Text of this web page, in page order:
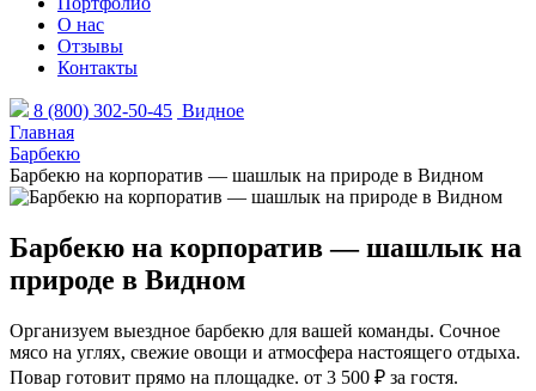
О нас
Отзывы
Контакты
8 (800) 302-50-45 Видное
Главная
Барбекю
Барбекю на корпоратив — шашлык на природе в Видном
Барбекю на корпоратив — шашлык на
природе в Видном
Организуем выездное барбекю для вашей команды. Сочное
мясо на углях, свежие овощи и атмосфера настоящего отдыха.
Повар готовит прямо на площадке. от 3 500 ₽ за гостя.